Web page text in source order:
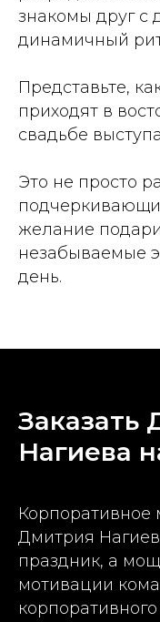
знакомы друг с
динамичный
Представьте,
приходят в
свадьбе
Это не просто
желание
незабываемые
день.
Заказать
Нагиева
Корпоративное
Дмитрия
праздник, а
мотивации
корпоративного